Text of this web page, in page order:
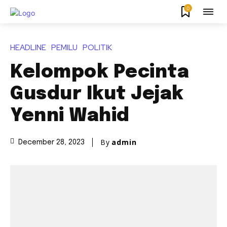
0
HEADLINE PEMILU POLITIK
Kelompok Pecinta
Gusdur Ikut Jejak
Yenni Wahid
December 28, 2023 By admin